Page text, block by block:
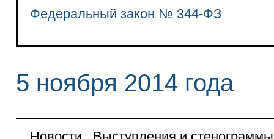
Федеральный закон № 344-ФЗ
5 ноября 2014 года